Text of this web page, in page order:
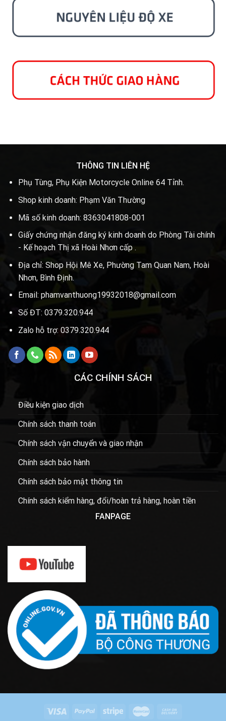
THÔNG TIN LIÊN HỆ
Phụ Tùng, Phụ Kiện Motorcycle Online 64 Tỉnh.
Shop kinh doanh: Phạm Văn Thường
Mã số kinh doanh: 8363041808-001
Giấy chứng nhận đăng ký kinh doanh do Phòng Tài chính
- Kế hoạch Thị xã Hoài Nhơn cấp .
Địa chỉ: Shop Hội Mê Xe, Phường Tam Quan Nam, Hoài
Nhơn, Bình Định.
Email: phamvanthuong19932018@gmail.com
Số ĐT: 0379.320.944
Zalo hỗ trợ: 0379.320.944
CÁC CHÍNH SÁCH
Điều kiện giao dịch
Chính sách thanh toán
Chính sách vận chuyển và giao nhận
Chính sách bảo hành
Chính sách bảo mật thông tin
Chính sách kiểm hàng, đổi/hoàn trả hàng, hoàn tiền
FANPAGE